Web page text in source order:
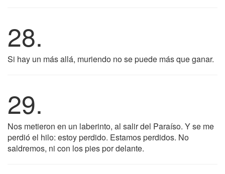
28.
Si hay un más allá, muriendo no se puede más que ganar.
29.
Nos metieron en un laberinto, al salir del Paraíso. Y se me
perdió el hilo: estoy perdido. Estamos perdidos. No
saldremos, ni con los pies por delante.